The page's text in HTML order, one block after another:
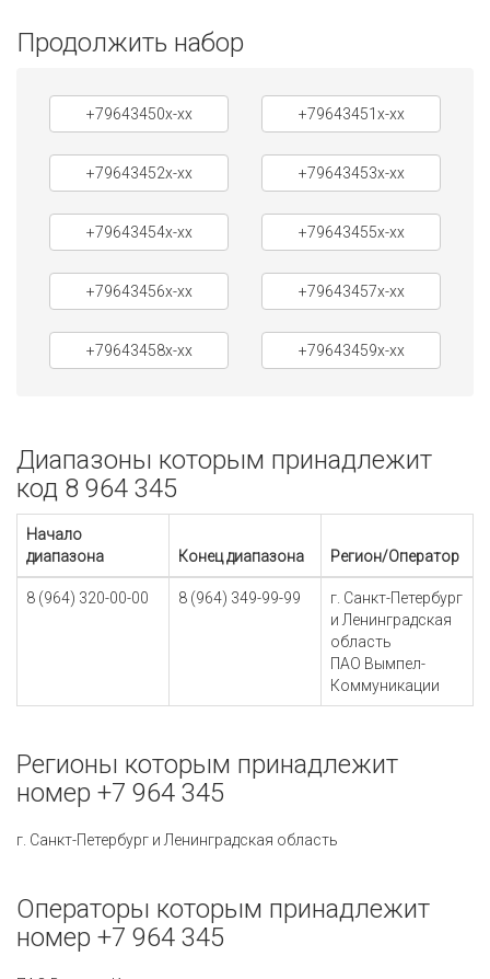
Продолжить набор
+79643450x-xx +79643451x-xx
+79643452x-xx +79643453x-xx
+79643454x-xx +79643455x-xx
+79643456x-xx +79643457x-xx
+79643458x-xx +79643459x-xx
Диапазоны которым принадлежит
код 8 964 345
Начало
диапазона
Конец диапазона Регион/Оператор
8 (964) 320-00-00 8 (964) 349-99-99
г. Санкт-Петербург
и Ленинградская
область
ПАО Вымпел-
Коммуникации
Регионы которым принадлежит
номер +7 964 345
г. Санкт-Петербург и Ленинградская область
Операторы которым принадлежит
номер +7 964 345